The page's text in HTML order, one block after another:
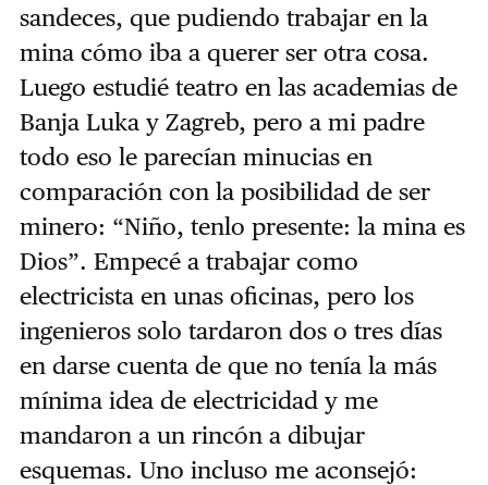
sandeces, que pudiendo trabajar en la
mina cómo iba a querer ser otra cosa.
Luego estudié teatro en las academias de
Banja Luka y Zagreb, pero a mi padre
todo eso le parecían minucias en
comparación con la posibilidad de ser
minero: “Niño, tenlo presente: la mina es
Dios”. Empecé a trabajar como
electricista en unas oficinas, pero los
ingenieros solo tardaron dos o tres días
en darse cuenta de que no tenía la más
mínima idea de electricidad y me
mandaron a un rincón a dibujar
esquemas. Uno incluso me aconsejó: